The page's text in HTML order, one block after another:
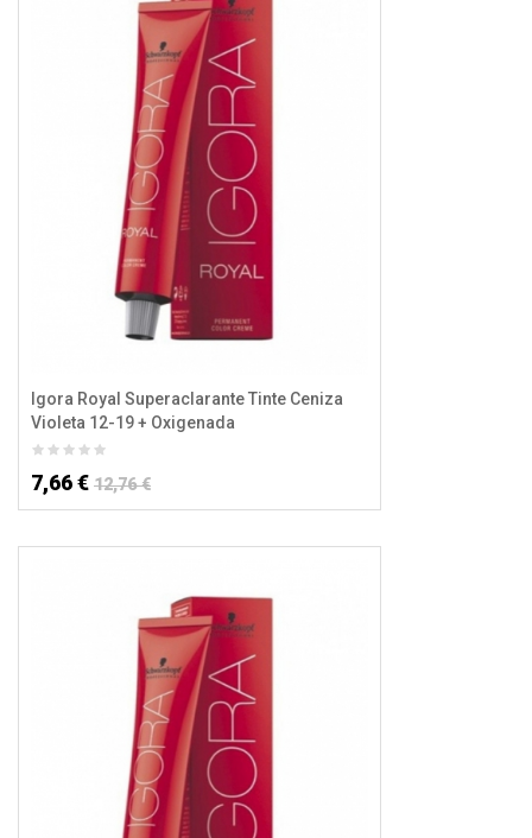
Igora Royal Superaclarante Tinte Ceniza
Violeta 12-19 + Oxigenada
7,66 € 12,76 €